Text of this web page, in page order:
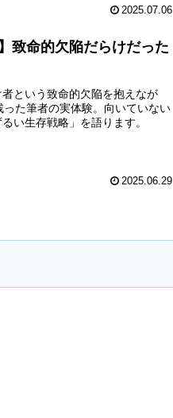
2025.07.06
致命的欠陥だらけだった
という致命的欠陥を抱えなが
た筆者の実体験。向いていない
い生存戦略」を語ります。
2025.06.29